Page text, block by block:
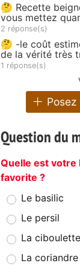
🤔 Recette
vous mettez
2 réponse(s)
🤔 -le coût
de la vérité très
1 réponse(s)
Question du
Quelle est votre
favorite ?
Le basilic
Le persil
La ciboulette
La coriandre